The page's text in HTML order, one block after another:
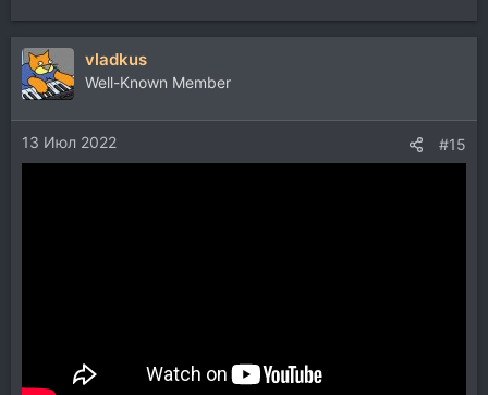
vladkus
Well-Known Member
13 Июл 2022 #15